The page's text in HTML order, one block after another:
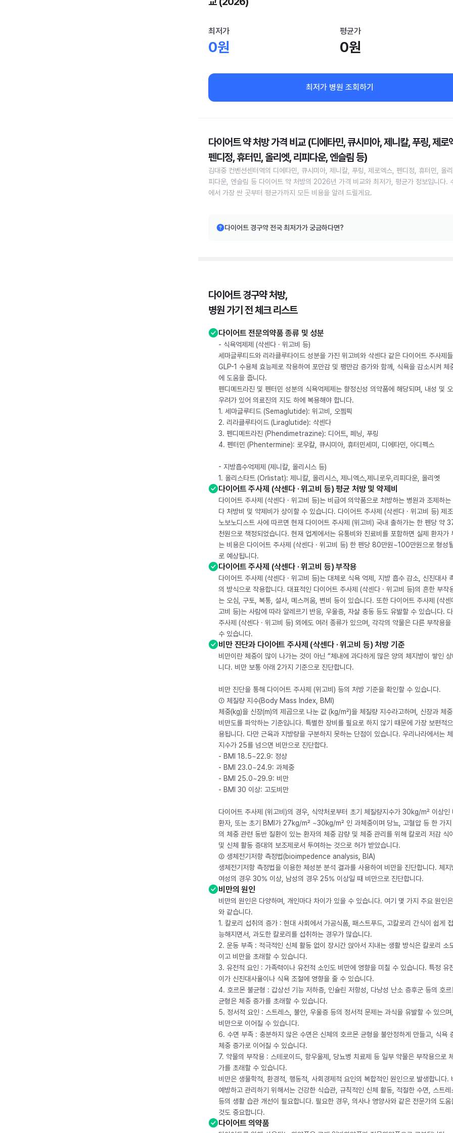
최저가
0원
평균가
0원
최저가 병원 조회하기
다이어트 약 처방 가격 비교 (디에타민, 큐시미아, 제니칼, 푸링, 제로
펜디정, 휴터민, 올리엣, 리피다운, 엔슬림 등)
김대중 컨벤션센터역의 디에타민, 큐시미아, 제니칼, 푸링, 제로엑스, 펜디정, 휴터민, 올리
피다운, 엔슬림 등 다이어트 약 처방의 2026년 가격 비교와 최저가, 평균가 정보입니다.
에서 가장 싼 곳부터 평균가까지 모든 비용을 알려 드릴게요.
다이어트 경구약 전국 최저가가 궁금하다면?
다이어트 경구약 처방,
병원 가기 전 체크 리스트
다이어트 전문의약품 종류 및 성분
- 식욕억제제 (삭센다 · 위고비 등)
세마글루티드와 리라클루타이드 성분을 가진 위고비와 삭센다 같은 다이어트 주사제
GLP-1 수용체 효능제로 작용하여 포만감 및 팽만감 증가와 함께, 식욕을 감소시켜 체
에 도움을 줍니다.
펜디메트라진 및 펜터민 성분의 식욕억제제는 향정신성 의약품에 해당되며, 내성 및 오
우려가 있어 의료진의 지도 하에 복용해야 합니다.
1. 세마글루티드 (Semaglutide): 위고비, 오젬픽
2. 리라클루타이드 (Liraglutide): 삭센다
3. 펜디메트라진 (Phendimetrazine): 디어트, 페닝, 푸링
4. 펜터민 (Phentermine): 로우칼, 큐시미아, 휴터민세미, 디에타민, 아디펙스
- 지방흡수억제제 (제니칼, 올리시스 등)
1. 올리스타트 (Orlistat): 제니칼, 올리시스, 제니엑스,제니로우,리피다운, 올리엣
다이어트 주사제 (삭센다 · 위고비 등) 평균 처방 및 약제비
다이어트 주사제 (삭센다 · 위고비 등)는 비급여 의약품으로 처방하는 병원과 조제하는
다 처방비 및 약제비가 상이할 수 있습니다. 다이어트 주사제 (삭센다 · 위고비 등) 제
노보노디스트 사에 따르면 현재 다이어트 주사제 (위고비) 국내 출하가는 한 펜당 약
천원으로 책정되었습니다. 현재 업계에서는 유통비와 진료비를 포함하면 실제 환자가
는 비용은 다이어트 주사제 (삭센다 · 위고비 등) 한 펜당 80만원~100만원으로 형성
로 예상됩니다.
다이어트 주사제 (삭센다 · 위고비 등) 부작용
다이어트 주사제 (삭센다 · 위고비 등)는 대체로 식욕 억제, 지방 흡수 감소, 신진대사
의 방식으로 작용합니다. 대표적인 다이어트 주사제 (삭센다 · 위고비 등)의 흔한 부작
는 오심, 구토, 복통, 설사, 메스꺼움, 변비 등이 있습니다. 또한 다이어트 주사제 (삭센
고비 등)는 사람에 따라 알레르기 반응, 우울증, 자살 충동 등도 유발할 수 있습니다.
주사제 (삭센다 · 위고비 등) 외에도 여러 종류가 있으며, 각각의 약물은 다른 부작용을
수 있습니다.
비만 진단과 다이어트 주사제 (삭센다 · 위고비 등) 처방 기준
비만이란 체중이 많이 나가는 것이 아닌 “체내에 과다하게 많은 양의 체지방이 쌓인 상
니다. 비만 보통 아래 2가지 기준으로 진단합니다.
비만 진단을 통해 다이어트 주사제 (위고비) 등의 처방 기준을 확인할 수 있습니다.
① 체질량 지수(Body Mass Index, BMI)
체중(kg)을 신장(m)의 제곱으로 나눈 값 (kg/m²)을 체질량 지수라고하며, 신장과 체
비만도를 파악하는 기준입니다. 특별한 장비를 필요로 하지 않기 때문에 가장 보편적
용됩니다. 다만 근육과 지방량을 구분하지 못하는 단점이 있습니다. 우리나라에서는
지수가 25를 넘으면 비만으로 진단합다.
- BMI 18.5~22.9: 정상
- BMI 23.0~24.9: 과체중
- BMI 25.0~29.9: 비만
- BMI 30 이상: 고도비만
다이어트 주사제 (위고비)의 경우, 식약처로부터 초기 체질량지수가 30kg/m² 이상인
환자, 또는 초기 BMI가 27kg/m² ~30kg/m² 인 과체중이며 당뇨, 고혈압 등 한 가지
의 체중 관련 동반 질환이 있는 환자의 체중 감량 및 체중 관리를 위해 칼로리 저감 식
및 신체 활동 증대의 보조제로서 투여하는 것으로 허가 받았습니다.
② 생체전기저항 측정법(bioimpedence analysis, BIA)
생체전기저항 측정법을 이용한 체성분 분석 결과를 사용하여 비만을 진단합니다. 체지
여성의 경우 30% 이상, 남성의 경우 25% 이상일 때 비만으로 진단합니다.
비만의 원인
비만의 원인은 다양하며, 개인마다 차이가 있을 수 있습니다. 여기 몇 가지 주요 원인
와 같습니다.
1. 칼로리 섭취의 증가 : 현대 사회에서 가공식품, 패스트푸드, 고칼로리 간식이 쉽게
능해지면서, 과도한 칼로리를 섭취하는 경우가 많습니다.
2. 운동 부족 : 적극적인 신체 활동 없이 장시간 앉아서 지내는 생활 방식은 칼로리 소
이고 비만을 초래할 수 있습니다.
3. 유전적 요인 : 가족력이나 유전적 소인도 비만에 영향을 미칠 수 있습니다. 특정 유
이가 신진대사율이나 식욕 조절에 영향을 줄 수 있습니다.
4. 호르몬 불균형 : 갑상선 기능 저하증, 인슐린 저항성, 다낭성 난소 증후군 등의 호르
균형은 체중 증가를 초래할 수 있습니다.
5. 정서적 요인 : 스트레스, 불안, 우울증 등의 정서적 문제는 과식을 유발할 수 있으
비만으로 이어질 수 있습니다.
6. 수면 부족 : 충분하지 않은 수면은 신체의 호르몬 균형을 불안정하게 만들고, 식욕
체중 증가로 이어질 수 있습니다.
7. 약물의 부작용 : 스테로이드, 항우울제, 당뇨병 치료제 등 일부 약물은 부작용으로
가를 초래할 수 있습니다.
비만은 생물학적, 환경적, 행동적, 사회경제적 요인의 복합적인 원인으로 발생합니다.
예방하고 관리하기 위해서는 건강한 식습관, 규칙적인 신체 활동, 적절한 수면, 스트레
등의 생활 습관 개선이 필요합니다. 필요한 경우, 의사나 영양사와 같은 전문가의 도움
것도 중요합니다.
다이어트 의약품